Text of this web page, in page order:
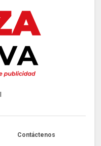
Contáctenos